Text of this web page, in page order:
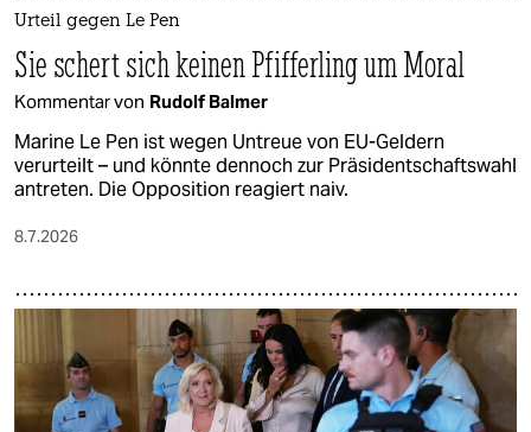
Urteil gegen Le Pen
Sie schert sich keinen Pfifferling um Moral
Kommentar von Rudolf Balmer
Marine Le Pen ist wegen Untreue von EU-Geldern
verurteilt – und könnte dennoch zur Präsidentschaftswahl
antreten. Die Opposition reagiert naiv.
8.7.2026